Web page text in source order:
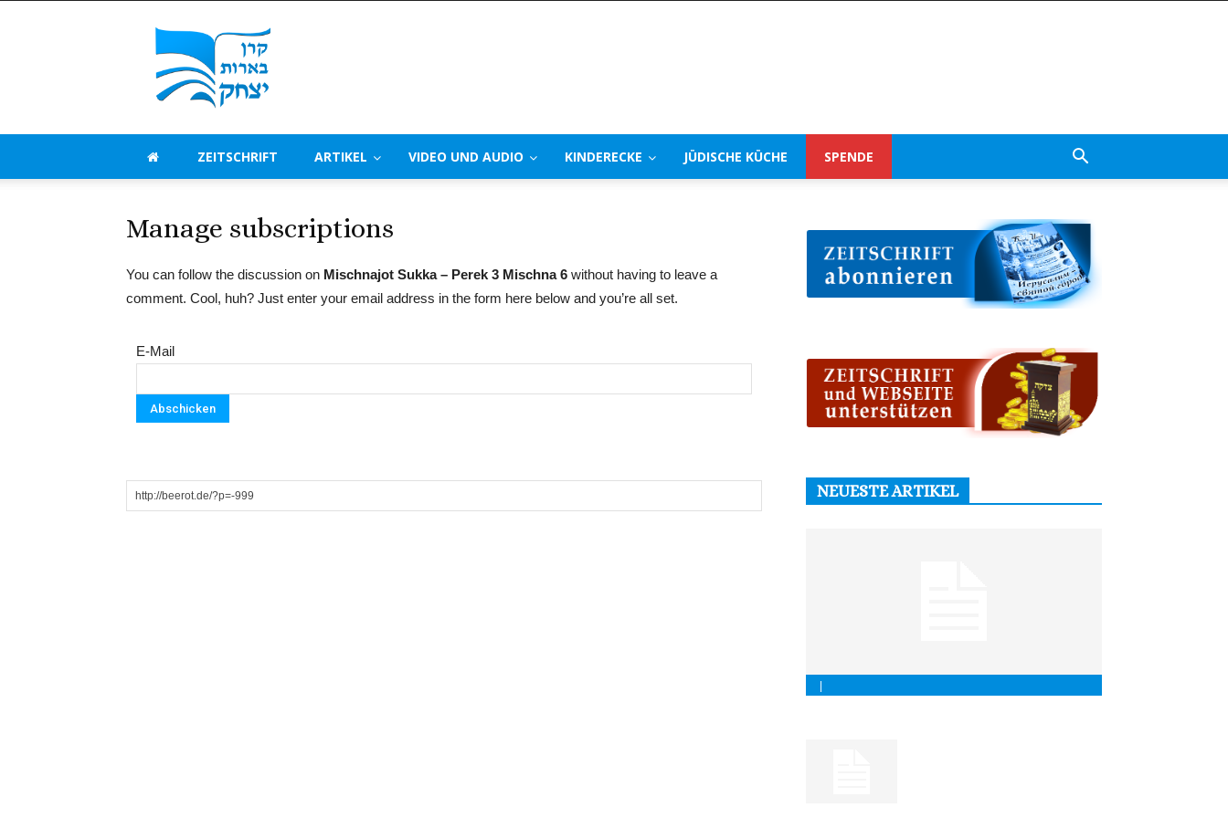
Beerot
Izchak
Deutschland
ZEITSCHRIFT ARTIKEL VIDEO UND AUDIO KINDERECKE JÜDISCHE KÜCHE SPENDE
Manage subscriptions
You can follow the discussion on Mischnajot Sukka – Perek 3 Mischna 6 without having to leave a
comment. Cool, huh? Just enter your email address in the form here below and you’re all set.
E-Mail
NEUESTE ARTIKEL
|